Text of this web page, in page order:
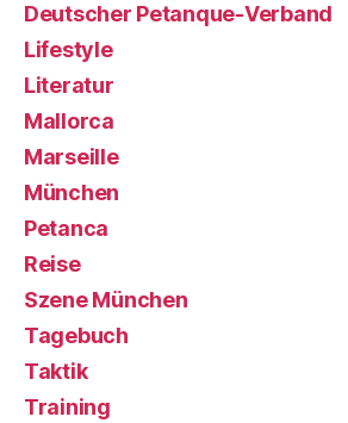
Deutscher Petanque-Verband
Lifestyle
Literatur
Mallorca
Marseille
München
Petanca
Reise
Szene München
Tagebuch
Taktik
Training